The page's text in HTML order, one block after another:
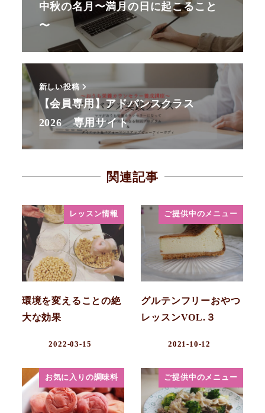
中秋の名月〜満月の日に起こること
〜
新しい投稿
【会員専用】アドバンスクラス
2026 専用サイト
関連記事
レッスン情報
環境を変えることの絶
大な効果
2022-03-15
ご提供中のメニュー
グルテンフリーおやつ
レッスンVOL.３
2021-10-12
お気に入りの調味料 ご提供中のメニュー